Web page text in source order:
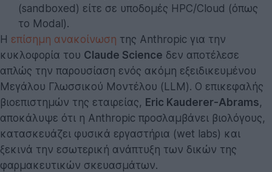
(sandboxed) είτε σε υποδομές HPC/Cloud (όπως
το Modal).
Η επίσημη ανακοίνωση της Anthropic για την
κυκλοφορία του Claude Science δεν αποτέλεσε
απλώς την παρουσίαση ενός ακόμη εξειδικευμένου
Μεγάλου Γλωσσικού Μοντέλου (LLM). Ο επικεφαλής
βιοεπιστημών της εταιρείας, Eric Kauderer-Abrams,
αποκάλυψε ότι η Anthropic προσλαμβάνει βιολόγους,
κατασκευάζει φυσικά εργαστήρια (wet labs) και
ξεκινά την εσωτερική ανάπτυξη των δικών της
φαρμακευτικών σκευασμάτων.